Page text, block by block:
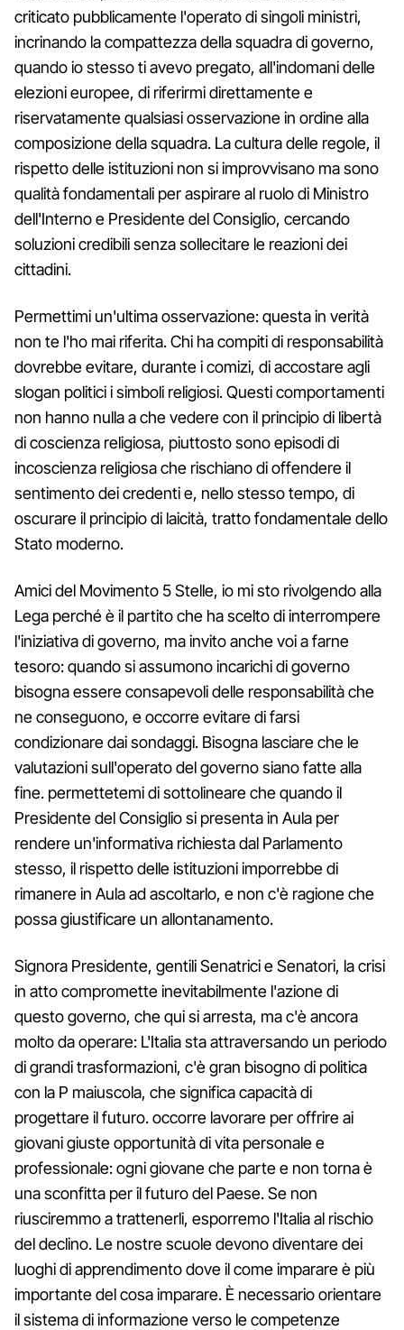
criticato pubblicamente l'operato di singoli ministri,
incrinando la compattezza della squadra di governo,
quando io stesso ti avevo pregato, all'indomani delle
elezioni europee, di riferirmi direttamente e
riservatamente qualsiasi osservazione in ordine alla
composizione della squadra. La cultura delle regole, il
rispetto delle istituzioni non si improvvisano ma sono
qualità fondamentali per aspirare al ruolo di Ministro
dell'Interno e Presidente del Consiglio, cercando
soluzioni credibili senza sollecitare le reazioni dei
cittadini.
Permettimi un'ultima osservazione: questa in verità
non te l'ho mai riferita. Chi ha compiti di responsabilità
dovrebbe evitare, durante i comizi, di accostare agli
slogan politici i simboli religiosi. Questi comportamenti
non hanno nulla a che vedere con il principio di libertà
di coscienza religiosa, piuttosto sono episodi di
incoscienza religiosa che rischiano di offendere il
sentimento dei credenti e, nello stesso tempo, di
oscurare il principio di laicità, tratto fondamentale dello
Stato moderno.
Amici del Movimento 5 Stelle, io mi sto rivolgendo alla
Lega perché è il partito che ha scelto di interrompere
l'iniziativa di governo, ma invito anche voi a farne
tesoro: quando si assumono incarichi di governo
bisogna essere consapevoli delle responsabilità che
ne conseguono, e occorre evitare di farsi
condizionare dai sondaggi. Bisogna lasciare che le
valutazioni sull'operato del governo siano fatte alla
fine. permettetemi di sottolineare che quando il
Presidente del Consiglio si presenta in Aula per
rendere un'informativa richiesta dal Parlamento
stesso, il rispetto delle istituzioni imporrebbe di
rimanere in Aula ad ascoltarlo, e non c'è ragione che
possa giustificare un allontanamento.
Signora Presidente, gentili Senatrici e Senatori, la crisi
in atto compromette inevitabilmente l'azione di
questo governo, che qui si arresta, ma c'è ancora
molto da operare: L'Italia sta attraversando un periodo
di grandi trasformazioni, c'è gran bisogno di politica
con la P maiuscola, che significa capacità di
progettare il futuro. occorre lavorare per offrire ai
giovani giuste opportunità di vita personale e
professionale: ogni giovane che parte e non torna è
una sconfitta per il futuro del Paese. Se non
riusciremmo a trattenerli, esporremo l'Italia al rischio
del declino. Le nostre scuole devono diventare dei
luoghi di apprendimento dove il come imparare è più
importante del cosa imparare. È necessario orientare
il sistema di informazione verso le competenze